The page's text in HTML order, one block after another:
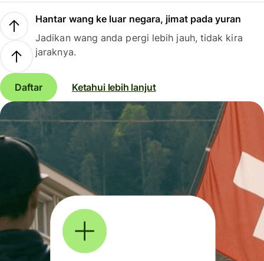
Hantar wang ke luar negara, jimat pada yuran
Jadikan wang anda pergi lebih jauh, tidak kira
jaraknya.
Daftar Ketahui lebih lanjut